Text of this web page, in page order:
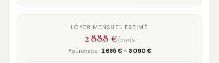
LOYER MENSUEL ESTIMÉ
2 888 €/mois
Fourchette : 2 685 € – 3 090 €